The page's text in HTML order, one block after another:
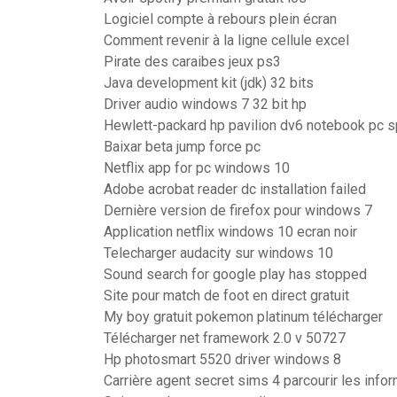
Logiciel compte à rebours plein écran
Comment revenir à la ligne cellule excel
Pirate des caraibes jeux ps3
Java development kit (jdk) 32 bits
Driver audio windows 7 32 bit hp
Hewlett-packard hp pavilion dv6 notebook pc
Baixar beta jump force pc
Netflix app for pc windows 10
Adobe acrobat reader dc installation failed
Dernière version de firefox pour windows 7
Application netflix windows 10 ecran noir
Telecharger audacity sur windows 10
Sound search for google play has stopped
Site pour match de foot en direct gratuit
My boy gratuit pokemon platinum télécharger
Télécharger net framework 2.0 v 50727
Hp photosmart 5520 driver windows 8
Carrière agent secret sims 4 parcourir les